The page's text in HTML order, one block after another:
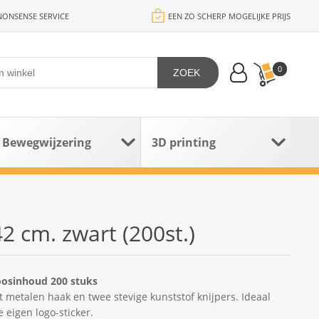
SERVICE EEN ZO SCHERP MOGELIJKE PRIJS
0
ZOEK
Bewegwijzering 3D printing
cm. zwart (200st.)
200 stuks
haak en twee stevige kunststof knijpers. Ideaal
eigen logo-sticker.